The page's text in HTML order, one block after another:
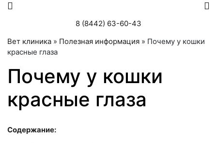
8 (8442) 63-60-43
Вет клиника » Полезная информация » Почему у кошки
красные глаза
Почему у кошки
красные глаза
Содержание: